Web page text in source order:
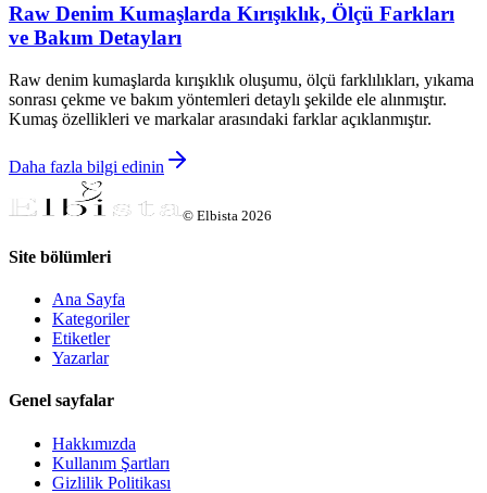
Raw Denim Kumaşlarda Kırışıklık, Ölçü Farkları
ve Bakım Detayları
Raw denim kumaşlarda kırışıklık oluşumu, ölçü farklılıkları, yıkama
sonrası çekme ve bakım yöntemleri detaylı şekilde ele alınmıştır.
Kumaş özellikleri ve markalar arasındaki farklar açıklanmıştır.
Daha fazla bilgi edinin
© Elbista 2026
Site bölümleri
Ana Sayfa
Kategoriler
Etiketler
Yazarlar
Genel sayfalar
Hakkımızda
Kullanım Şartları
Gizlilik Politikası